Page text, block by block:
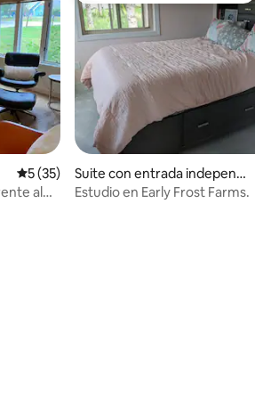
Calificación promedio: 5 de 5; 35
5 (35)
al
Suite con entrada independi
ente en Embarrass
Estudio en Early Frost Farms.